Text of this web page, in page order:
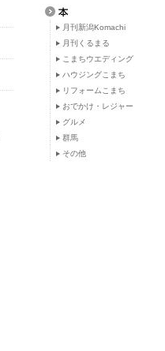
月刊新潟Komachi
月刊くるまる
こまちウエディング
ハウジングこまち
リフォームこまち
おでかけ・レジャー
グルメ
群馬
その他